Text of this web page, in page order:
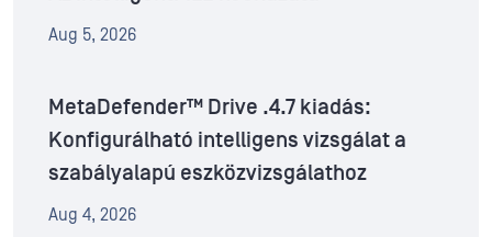
Aug 5, 2026
MetaDefender™ Drive .4.7 kiadás:
Konfigurálható intelligens vizsgálat a
szabályalapú eszközvizsgálathoz
Aug 4, 2026